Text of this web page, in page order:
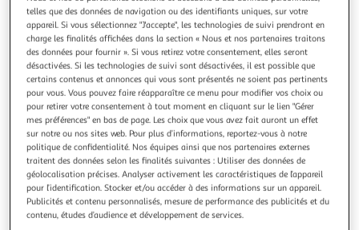
précédente
suivante
3.0 (1)
DEMELISS
Sèche cheveux avec diffuseur AC2200 - Gris
2200 W, 2 niveaux de vitesse, 3 niveaux de température,
Anneau de suspension, Air froid, Anti-frisottis
En savoir +
Garantie fabricant: 2 ans *
Vendu parAuchan
telles que des données de navigation ou des identifiants uniques, sur votre
appareil. Si vous sélectionnez "J'accepte", les technologies de suivi prendront en
charge les finalités affichées dans la section « Nous et nos partenaires traitons
des données pour fournir ». Si vous retirez votre consentement, elles seront
désactivées. Si les technologies de suivi sont désactivées, il est possible que
certains contenus et annonces qui vous sont présentés ne soient pas pertinents
pour vous. Vous pouvez faire réapparaître ce menu pour modifier vos choix ou
pour retirer votre consentement à tout moment en cliquant sur le lien "Gérer
mes préférences" en bas de page. Les choix que vous avez fait auront un effet
sur notre ou nos sites web. Pour plus d’informations, reportez-vous à notre
politique de confidentialité. Nos équipes ainsi que nos partenaires externes
traitent des données selon les finalités suivantes : Utiliser des données de
géolocalisation précises. Analyser activement les caractéristiques de l’appareil
pour l’identification. Stocker et/ou accéder à des informations sur un appareil.
Publicités et contenu personnalisés, mesure de performance des publicités et du
contenu, études d’audience et développement de services.